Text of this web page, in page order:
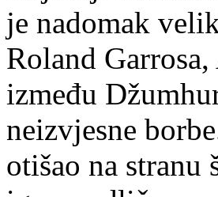
je nadomak
Roland
između
neizvjesne
otišao na stranu